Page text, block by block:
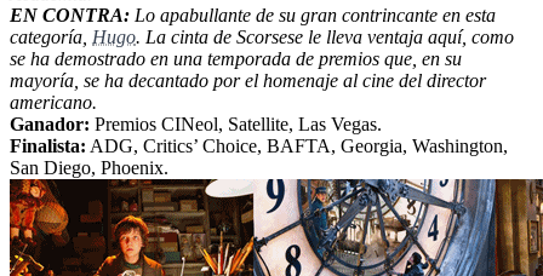
EN CONTRA: Lo apabullante de su gran contrincante en esta
categoría, Hugo. La cinta de Scorsese le lleva ventaja aquí, como
se ha demostrado en una temporada de premios que, en su
mayoría, se ha decantado por el homenaje al cine del director
americano.
Ganador: Premios CINeol, Satellite, Las Vegas.
Finalista: ADG, Critics’ Choice, BAFTA, Georgia, Washington,
San Diego, Phoenix.